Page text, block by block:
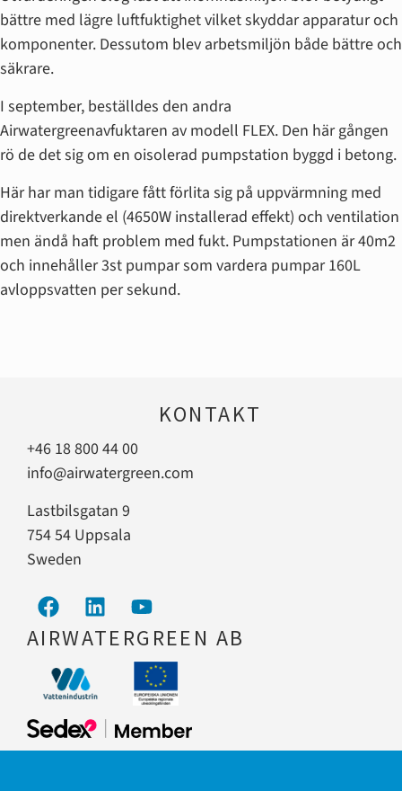
bättre med lägre luftfuktighet vilket skyddar apparatur och
komponenter. Dessutom blev arbetsmiljön både bättre och
säkrare.
I september, beställdes den andra
Airwatergreenavfuktaren av modell FLEX. Den här gången
rö de det sig om en oisolerad pumpstation byggd i betong.
Här har man tidigare fått förlita sig på uppvärmning med
direktverkande el (4650W installerad effekt) och ventilation
men ändå haft problem med fukt. Pumpstationen är 40m2
och innehåller 3st pumpar som vardera pumpar 160L
avloppsvatten per sekund.
KONTAKT
+46 18 800 44 00
info@airwatergreen.com
Lastbilsgatan 9
754 54 Uppsala
Sweden
AIRWATERGREEN AB